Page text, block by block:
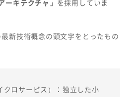
ーキテクチャ」 を採用していま
新技術概念の頭文字をとったもの
ロサービス）：独立した小